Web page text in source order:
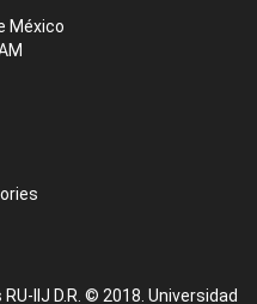
México
IIJ D.R. © 2018. Universidad